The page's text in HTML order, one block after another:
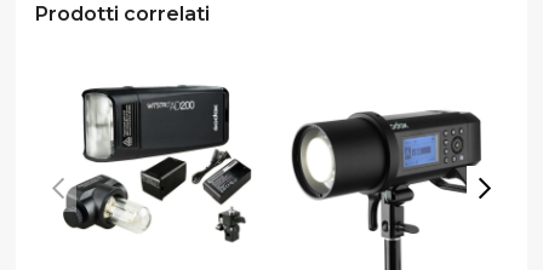
Prodotti correlati